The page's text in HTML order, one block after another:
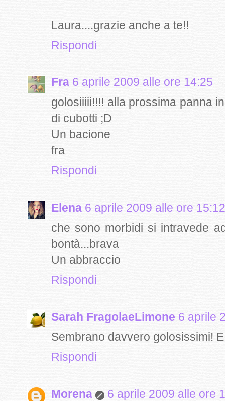
Laura....grazie anche a te!!
Rispondi
Fra 6 aprile 2009 alle ore 14:25
golosiiiii!!!! alla prossima panna
di cubotti ;D
Un bacione
fra
Rispondi
Elena 6 aprile 2009 alle ore 15:12
che sono morbidi si intravede
bontà...brava
Un abbraccio
Rispondi
Sarah FragolaeLimone 6 aprile
Sembrano davvero golosissimi!
Rispondi
Morena
6 aprile 2009 alle ore